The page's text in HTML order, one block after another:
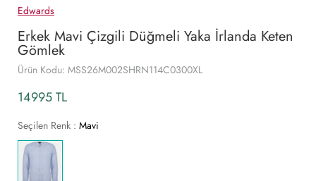
Edwards
Erkek Mavi Çizgili Düğmeli Yaka İrlanda Keten
Gömlek
Ürün Kodu: MSS26M002SHRN114C0300XL
14995 TL
Seçilen Renk : Mavi